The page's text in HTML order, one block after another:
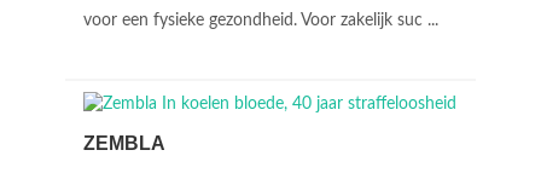
voor een fysieke gezondheid. Voor zakelijk suc ...
ZEMBLA